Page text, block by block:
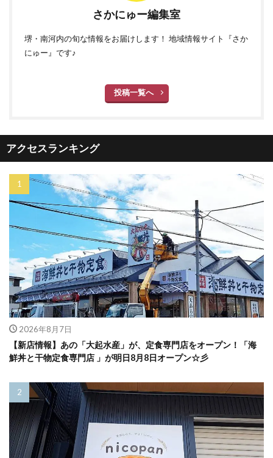
さかにゅー編集室
堺・南河内の旬な情報をお届けします！ 地域情報サイト『さか
にゅー』です♪
投稿一覧へ
アクセスランキング
2026年8月7日
【新店情報】あの「大起水産」が、定食専門店をオープン！「海
鮮丼と干物定食専門店 」が明日8月8日オープン☆彡